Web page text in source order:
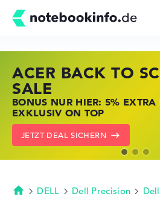
Technik &
ACER BACK TO
SALE
BONUS NUR HIER: 5% EXTRA
EXKLUSIV ON TOP
JETZT DEAL SICHERN
HP STORE SSV
JETZT ZUGREIFEN:
KRÄFTIG REDUZIERT
ZU DEN HP ANGEBOTEN
LENOVO LAPTOP
NOTEBOOKS BEI LENOVO
KRÄFTIG REDUZIERT
LENOVO DEALS ZEIGEN
Startseite
DELL Dell Precision